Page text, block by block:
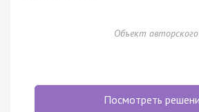
Объект
Посмотреть